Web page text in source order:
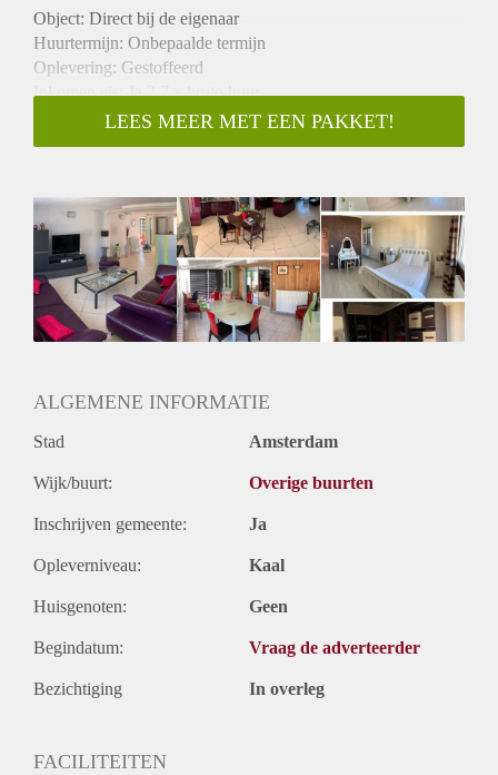
Object: Direct bij de eigenaar
Huurtermijn: Onbepaalde termijn
Oplevering: Gestoffeerd
Inkomen eis: Ja 2,7 x bruto huur
Garantiestelling mogelijk: Ja
Borg: 1 maand
Gedeelde keuken: Nee
Gedeelde Douche: Nee
Gedeelde woonkamer: Nee
Huisgenoten: Nee
Geslacht huisgenoten: N.v.t.
LEES MEER MET EEN PAKKET!
ALGEMENE INFORMATIE
Stad Amsterdam
Wijk/buurt: Overige buurten
Inschrijven gemeente: Ja
Opleverniveau: Kaal
Huisgenoten: Geen
Begindatum: Vraag de adverteerder
Bezichtiging In overleg
FACILITEITEN